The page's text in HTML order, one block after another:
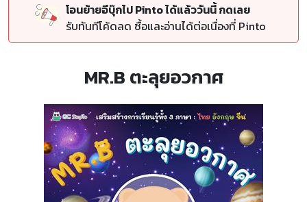
โอนย้ายอีบุ๊กไป Pinto ได้แล้ววันนี้ กดเลย
รับทันทีโค้ดลด ซื้อและอ่านได้ต่อเนื่องที่ Pinto
MR.B ตะลุยอวกาศ